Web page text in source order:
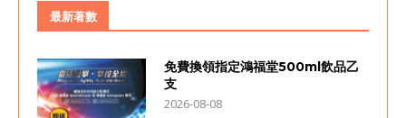
最新著數
免費換領指定鴻福堂500ml飲品乙
支
2026-08-08